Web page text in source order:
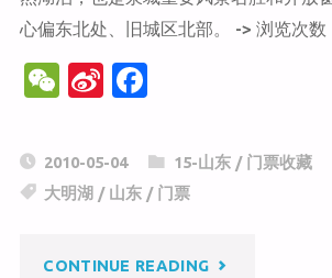
心偏东北处、旧城区北部。 -> 浏览次数
W
C
h
Si
a
W
b
c
e
o
2010-05-04 15-山东/ 门票收藏
大明湖 / 山东 / 门票
CONTINUE READING"大